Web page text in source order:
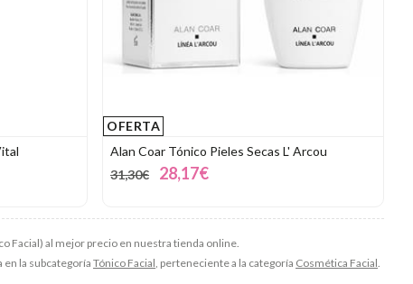
Facial) al mejor precio en nuestra tienda online.
en la subcategoríaTónico Facial, perteneciente a la categoría Cosmética Facial.
OFERTA
Alan Coar Tónico Pieles Secas L' Arcou
31,30€
28,17€